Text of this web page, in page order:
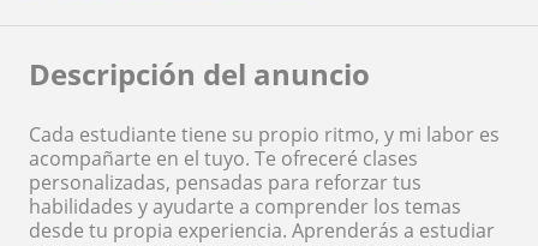
Descripción del anuncio
Cada estudiante tiene su propio ritmo, y mi labor es
acompañarte en el tuyo. Te ofreceré clases
personalizadas, pensadas para reforzar tus
habilidades y ayudarte a comprender los temas
desde tu propia experiencia. Aprenderás a estudiar